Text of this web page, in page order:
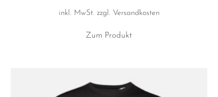
inkl. MwSt. zzgl. Versandkosten
Zum Produkt
Varianten